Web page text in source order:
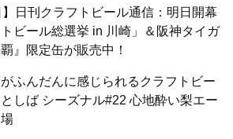
】日刊クラフトビール通信：明日開幕
トビール総選挙 in 川崎」＆阪神タイガ
』限定缶が販売中！
ふんだんに感じられるクラフトビー
しば シーズナル#22 心地酔い梨エー